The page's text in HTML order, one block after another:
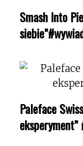
Smash Into
Paleface
eksperyment”